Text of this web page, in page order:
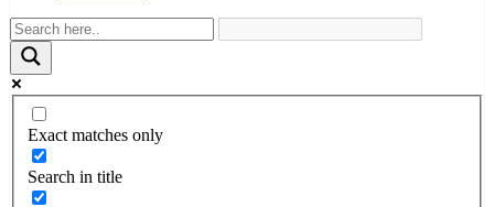
Exact matches only
Search in title